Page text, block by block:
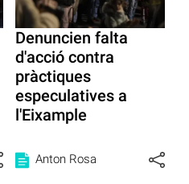
Denuncien falta
d'acció contra
pràctiques
especulatives a
l'Eixample
Anton Rosa